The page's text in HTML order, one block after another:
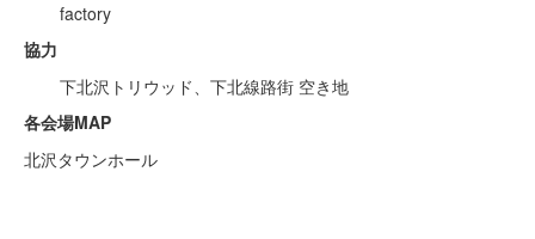
factory
協力
下北沢トリウッド、下北線路街 空き地
各会場MAP
北沢タウンホール